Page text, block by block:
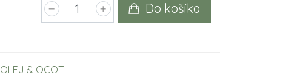
Do košíka
OLEJ & OCOT